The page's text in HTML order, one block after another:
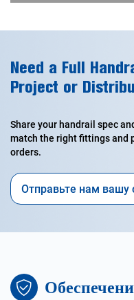
Need a Full
Project or
Share your handrail spec
match the right fittings and
orders.
Отправьте нам